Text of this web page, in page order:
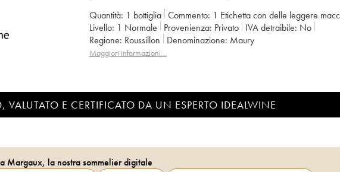
Quantità: 1 bottiglia Commento: 1 Etichetta con delle leggere
Livello: 1 Normale Provenienza: privato IVA detraibile:
no
Regione:
Roussillon Denominazione: Maury
Maggiori informazioni…
VALUTATO E CERTIFICATO DA UN ESPERTO IDEALWINE
Margaux, la nostra sommelier digitale